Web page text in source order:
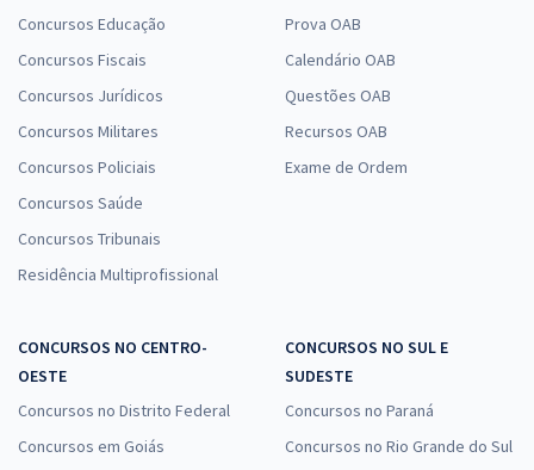
Concursos Educação
Concursos Fiscais
Concursos Jurídicos
Concursos Militares
Concursos Policiais
Concursos Saúde
Concursos Tribunais
Residência Multiprofissional
Prova OAB
Calendário OAB
Questões OAB
Recursos OAB
Exame de Ordem
CONCURSOS NO CENTRO-
OESTE
Concursos no Distrito Federal
Concursos em Goiás
CONCURSOS NO SUL E
SUDESTE
Concursos no Paraná
Concursos no Rio Grande do Sul